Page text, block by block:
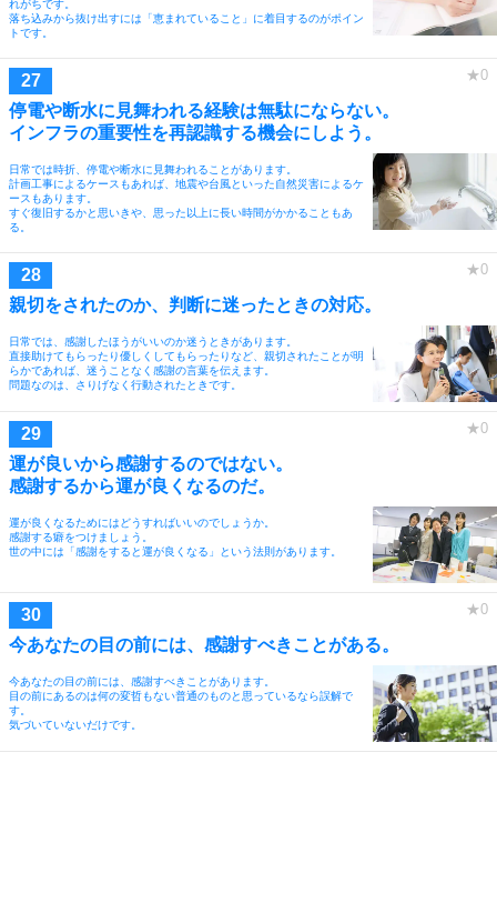
れがちです。
落ち込みから抜け出すには「恵まれていること」に着目するのがポイン
トです。
停電や断水に見舞われる経験は無駄にならない。
インフラの重要性を再認識する機会にしよう。
日常では時折、停電や断水に見舞われることがあります。
計画工事によるケースもあれば、地震や台風といった自然災害によるケ
ースもあります。
すぐ復旧するかと思いきや、思った以上に長い時間がかかることもあ
る。
親切をされたのか、判断に迷ったときの対応。
日常では、感謝したほうがいいのか迷うときがあります。
直接助けてもらったり優しくしてもらったりなど、親切されたことが明
らかであれば、迷うことなく感謝の言葉を伝えます。
問題なのは、さりげなく行動されたときです。
運が良いから感謝するのではない。
感謝するから運が良くなるのだ。
運が良くなるためにはどうすればいいのでしょうか。
感謝する癖をつけましょう。
世の中には「感謝をすると運が良くなる」という法則があります。
今あなたの目の前には、感謝すべきことがある。
今あなたの目の前には、感謝すべきことがあります。
目の前にあるのは何の変哲もない普通のものと思っているなら誤解で
す。
気づいていないだけです。